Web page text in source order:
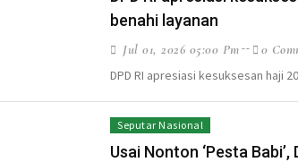
benahi layanan
Jul 01, 2026 05:00 Pm
0
DPD RI apresiasi kesuksesan haji
Seputar Nasional
Usai Nonton ‘Pesta